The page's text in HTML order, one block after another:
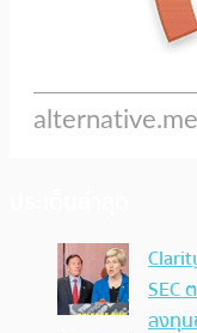
SEC
ลงทุ